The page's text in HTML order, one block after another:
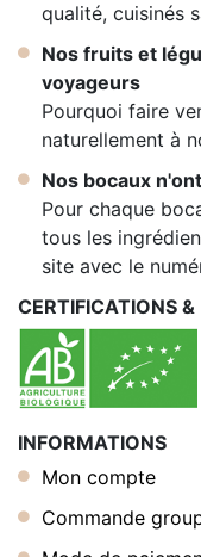
qualité, cuisinés
Nos fruits et
voyageurs
Pourquoi faire
naturellement à
Nos bocaux
Pour chaque
tous les
site avec le
CERTIFICATIONS
INFORMATIONS
Mon compte
Commande